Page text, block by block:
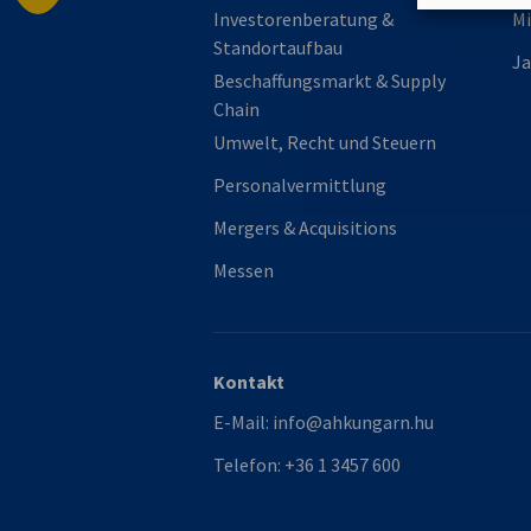
Investorenberatung &
Standortaufbau
Beschaffungsmarkt & Supply
Chain
Umwelt, Recht und Steuern
Personalvermittlung
Mergers & Acquisitions
Messen
Kontakt
E-Mail: info@ahkungarn.hu
Telefon: +36 1 3457 600